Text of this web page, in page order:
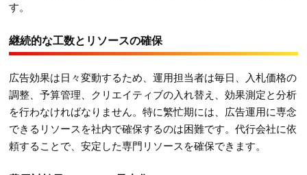
す。
継続的な工数とリソースの確保
広告効果は日々変動するため、運用担当者は毎日、入札価格の
調整、予算管理、クリエイティブの入れ替え、効果測定と分析
を行わなければなりません。特に繁忙期には、広告運用に専念
できるリソースを社内で確保するのは困難です。代行会社に依
頼することで、安定した専門リソースを確保できます。